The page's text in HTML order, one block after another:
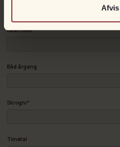
Afvis
Bådmodel
Båd årgang
Skrognr*
Timetal